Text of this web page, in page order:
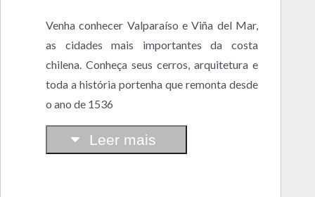
Venha conhecer Valparaíso e Viña del Mar,
as cidades mais importantes da costa
chilena. Conheça seus cerros, arquitetura e
toda a história portenha que remonta desde
o ano de 1536
Leer mais